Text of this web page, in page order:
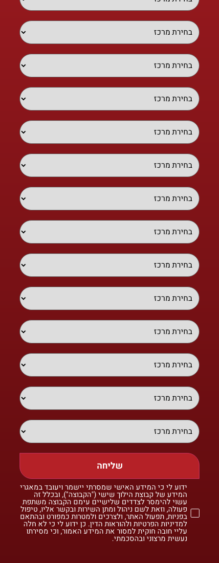
שליחה
ידוע לי כי המידע האישי שמסרתי יישמר ויעובד במאגרי
המידע של קבוצת הילוך שישי ("הקבוצה"), ובכלל זה
עשוי להימסר לצדדים שלישיים עימם הקבוצה משתפת
פעולה, וזאת לשם ניהול ומתן השירות ובקשר אליו, טיפול
בפניות, תפעול האתר, ולצרכים ולמטרות כמפורט ובהתאם
למדיניות הפרטיות ולהוראות הדין. כן ידוע לי כי לא חלה
עליי חובה חוקית למסור את המידע האמור, וכי מסירתו
נעשית מרצוני ובהסכמתי.